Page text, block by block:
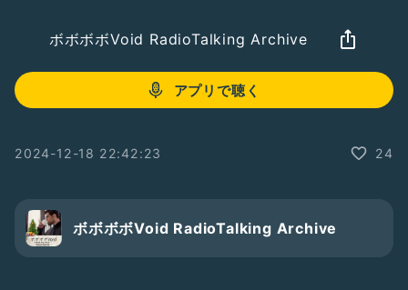
ボボボボVoid RadioTalking Archive
アプリで聴く
2024-12-18 22:42:23 24
ボボボボVoid RadioTalking Archive